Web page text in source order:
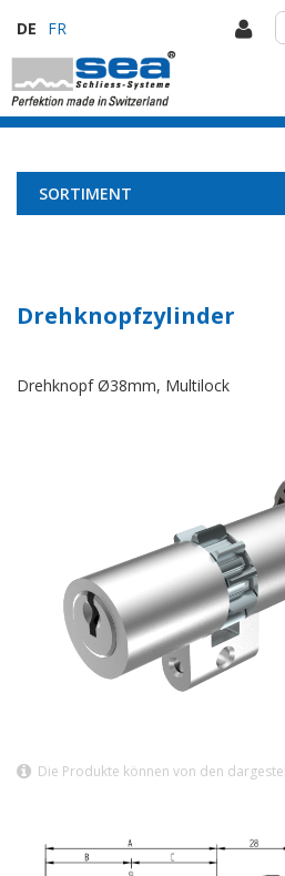
DE FR
SORTIMENT
Drehknopfzylinder
Drehknopf Ø38mm, Multilock
Die Produkte können von den